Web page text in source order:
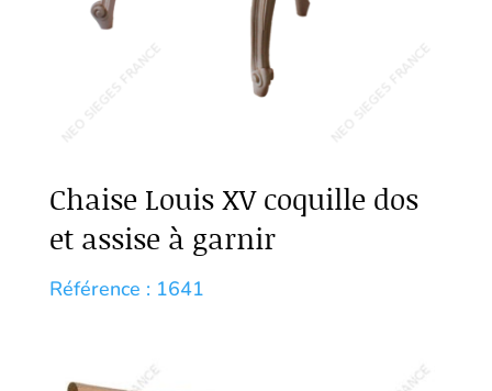
Chaise Louis XV coquille dos
et assise à garnir
Référence : 1641